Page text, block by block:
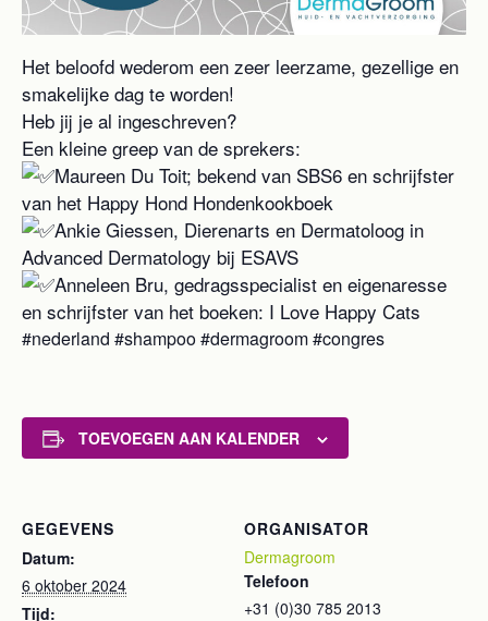
Het beloofd wederom een zeer leerzame, gezellige en
smakelijke dag te worden!
Heb jij je al ingeschreven?
Een kleine greep van de sprekers:
Maureen Du Toit; bekend van SBS6 en schrijfster
van het Happy Hond Hondenkookboek
Ankie Giessen, Dierenarts en Dermatoloog in
Advanced Dermatology bij ESAVS
Anneleen Bru, gedragsspecialist en eigenaresse
en schrijfster van het boeken: I Love Happy Cats
#nederland #shampoo #dermagroom #congres
TOEVOEGEN AAN KALENDER
GEGEVENS
Datum:
6 oktober 2024
Tijd:
ORGANISATOR
Dermagroom
Telefoon
+31 (0)30 785 2013